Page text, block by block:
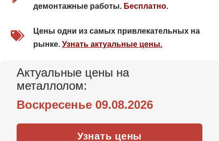
Актуальные цены на
металлолом:
Воскресенье 09.08.2026
Узнать цены
демонтажные работы. Бесплатно.
Цены одни из самых привлекательных на
рынке. Узнать актуальные цены.